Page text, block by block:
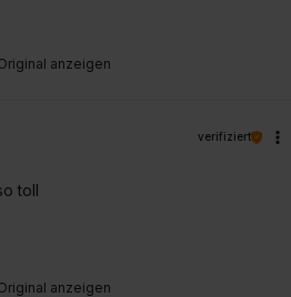
anzeigen
anzeigen
verifiziert
toll